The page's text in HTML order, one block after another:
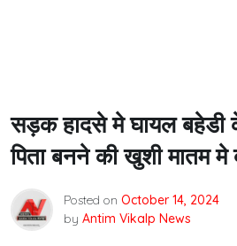
सड़क हादसे मे घायल बहेडी
पिता बनने की खुशी मातम मे
Posted on October 14, 2024
by Antim Vikalp News